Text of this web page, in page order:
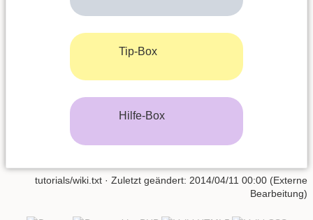
Tip-Box
Hilfe-Box
tutorials/wiki.txt · Zuletzt geändert: 2014/04/11 00:00 (Externe
Bearbeitung)